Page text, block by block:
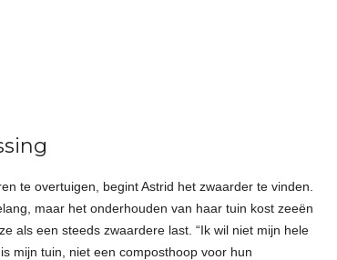
te overtuigen, begint Astrid het zwaarder te vinden.
maar het onderhouden van haar tuin kost zeeën
als een steeds zwaardere last. “Ik wil niet mijn hele
mijn tuin, niet een composthoop voor hun